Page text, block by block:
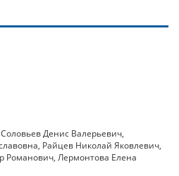
Соловьев Денис Валерьевич,
, Райцев Николай Яковлевич,
Романович, Лермонтова Елена